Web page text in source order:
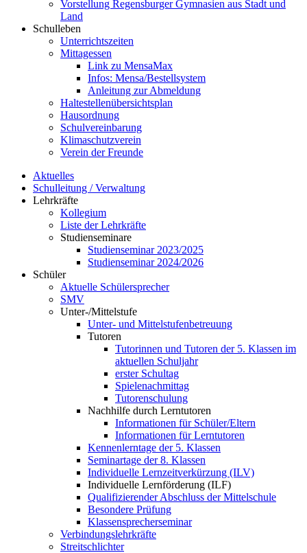
Vorstellung Regensburger Gymnasien aus Stadt und
Land
Schulleben
Unterrichtszeiten
Mittagessen
Link zu MensaMax
Infos: Mensa/Bestellsystem
Anleitung zur Abmeldung
Haltestellenübersichtsplan
Hausordnung
Schulvereinbarung
Klimaschutzverein
Verein der Freunde
Aktuelles
Schulleitung / Verwaltung
Lehrkräfte
Kollegium
Liste der Lehrkräfte
Studienseminare
Studienseminar 2023/2025
Studienseminar 2024/2026
Schüler
Aktuelle Schülersprecher
SMV
Unter-/Mittelstufe
Unter- und Mittelstufenbetreuung
Tutoren
Tutorinnen und Tutoren der 5. Klassen im
aktuellen Schuljahr
erster Schultag
Spielenachmittag
Tutorenschulung
Nachhilfe durch Lerntutoren
Informationen für Schüler/Eltern
Informationen für Lerntutoren
Kennenlerntage der 5. Klassen
Seminartage der 8. Klassen
Individuelle Lernzeitverkürzung (ILV)
Individuelle Lernförderung (ILF)
Qualifizierender Abschluss der Mittelschule
Besondere Prüfung
Klassensprecherseminar
Verbindungslehrkräfte
Streitschlichter